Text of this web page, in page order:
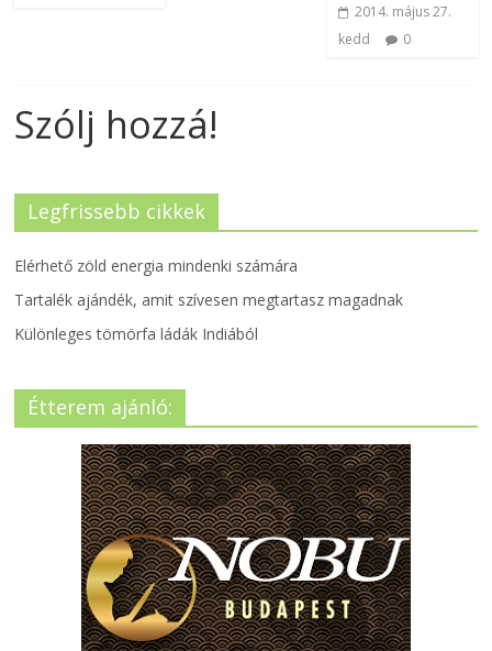
2014. május 27.
kedd
0
Szólj hozzá!
Legfrissebb cikkek
Elérhető zöld energia mindenki számára
Tartalék ajándék, amit szívesen megtartasz magadnak
Különleges tömörfa ládák Indiából
Étterem ajánló: